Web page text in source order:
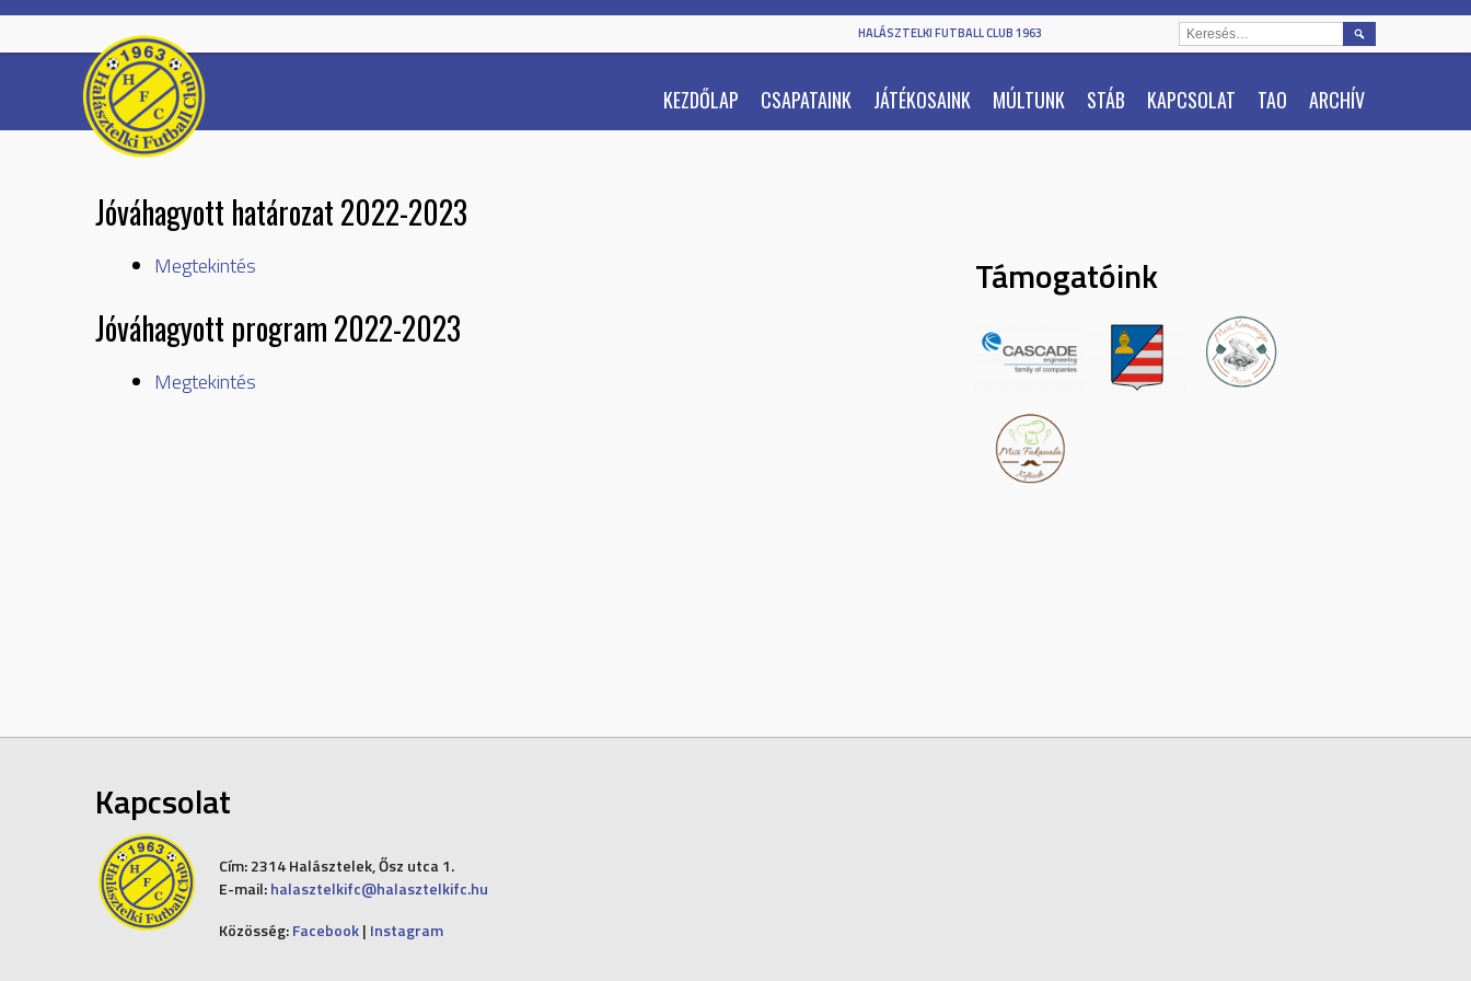
Skip
content
HALÁSZTELKI FUTBALL CLUB 1963
KEZDŐLAP CSAPATAINK JÁTÉKOSAINK MÚLTUNK STÁB KAPCSOLAT TAO ARCHÍV
KERESÉS:
Jóváhagyott határozat 2022-2023
Megtekintés
Jóváhagyott program 2022-2023
Megtekintés
Támogatóink
Kapcsolat
Cím:2314 Halásztelek, Ősz utca 1.
E-mail: halasztelkifc@halasztelkifc.hu
Közösség: Facebook| Instagram